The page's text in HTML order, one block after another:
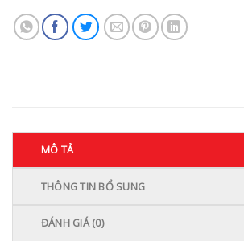
MÔ TẢ
THÔNG TIN BỔ SUNG
ĐÁNH GIÁ (0)